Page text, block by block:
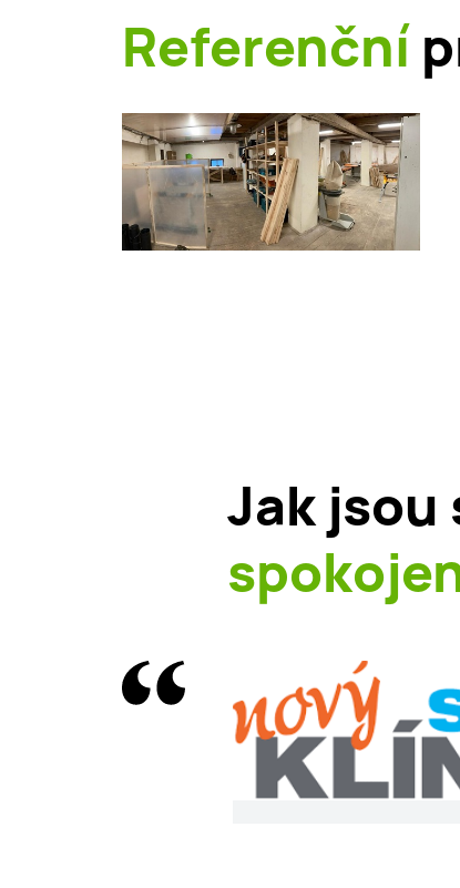
Referenční
Jak jsou